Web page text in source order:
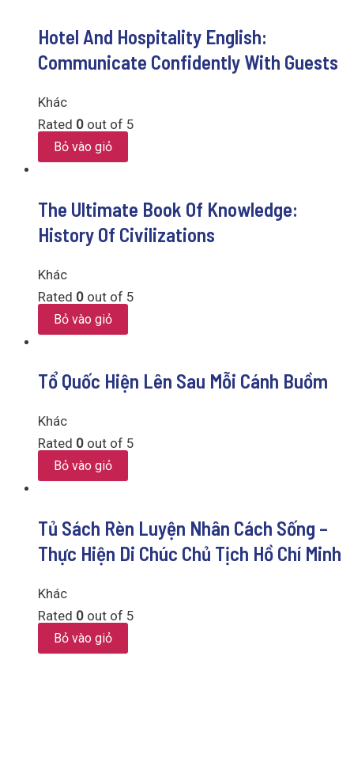
Hotel And Hospitality English:
Communicate Confidently With Guests
Khác
Rated 0 out of 5
Bỏ vào giỏ
The Ultimate Book Of Knowledge:
History Of Civilizations
Khác
Rated 0 out of 5
Bỏ vào giỏ
Tổ Quốc Hiện Lên Sau Mỗi Cánh Buồm
Khác
Rated 0 out of 5
Bỏ vào giỏ
Tủ Sách Rèn Luyện Nhân Cách Sống –
Thực Hiện Di Chúc Chủ Tịch Hồ Chí Minh
Khác
Rated 0 out of 5
Bỏ vào giỏ